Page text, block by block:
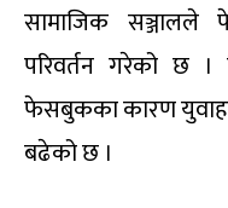
सामाजिक
परिवर्तन गरेको छ ।
फेसबुकका कारण
बढेको छ ।